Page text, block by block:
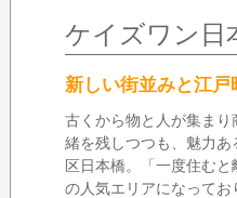
ケイズワン日
新しい街並みと江
古くから物と人が集ま
緒を残しつつも、魅力
区日本橋。「一度住む
の人気エリアになって